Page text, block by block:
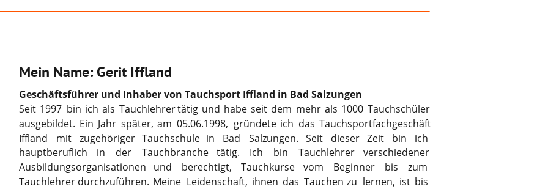
Mein Name: Gerit Iffland
Geschäftsführer und Inhaber von Tauchsport Iffland in Bad Salzungen
Seit 1997 bin ich als Tauchlehrertätig und habe seit dem mehr als 1000 Tauchschüler
ausgebildet. Ein Jahr später, am 05.06.1998, gründete ich das Tauchsportfachgeschäft
Iffland
mit zugehöriger Tauchschule in Bad Salzungen. Seit dieser Zeit bin
ich
hauptberuflich
in der Tauchbranche tätig. Ich bin Tauchlehrer
verschiedener
Ausbildungsorganisationen
und berechtigt, Tauchkurse vom Beginner bis
zum
Tauchlehrer durchzuführen. Meine Leidenschaft, ihnen das Tauchen zu lernen, ist bis